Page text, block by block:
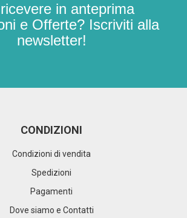
in anteprima
e Offerte? Iscriviti alla
newsletter!
CONDIZIONI
Condizioni di vendita
Spedizioni
Pagamenti
Dove siamo e Contatti